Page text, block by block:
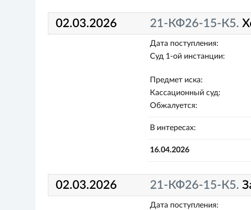
02.03.2026 21-КФ26-15-К5.
Дата поступления:
Суд 1-ой инстанции:
Предмет иска:
Кассационный суд:
Обжалуется:
В интересах:
16.04.2026
02.03.2026 21-КФ26-15-К5.
Дата поступления: